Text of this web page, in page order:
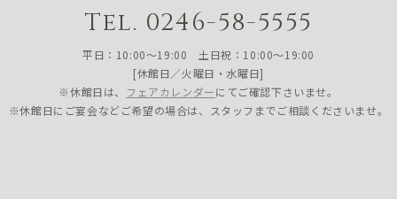
Tel. 0246-58-5555
平日：10:00〜19:00 土日祝：10:00〜19:00
[休館日／火曜日・水曜日]
※休館日は、 フェアカレンダーにてご確認下さいませ。
※休館日にご宴会などご希望の場合は、スタッフまでご相談くださいませ。